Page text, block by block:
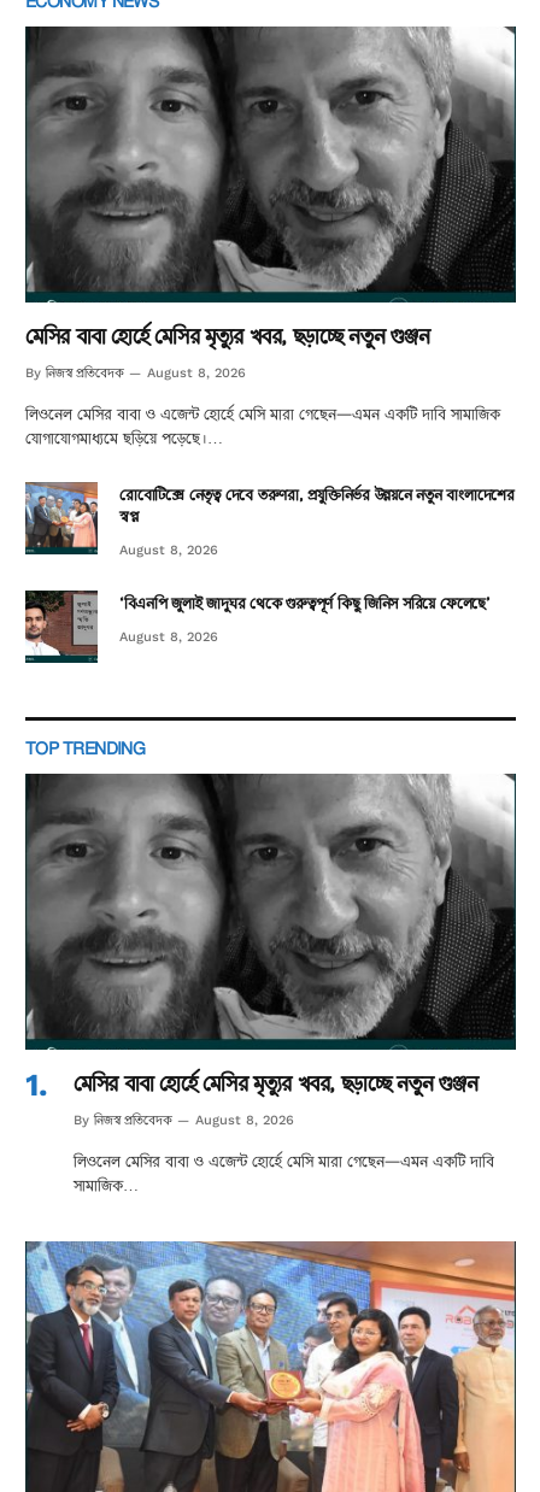
মেসির বাবা হোর্হে মেসির মৃত্যুর খবর, ছড়াচ্ছে নতুন গুঞ্জন
By নিজস্ব প্রতিবেদক August 8, 2026
লিওনেল মেসির বাবা ও এজেন্ট হোর্হে মেসি মারা গেছেন—এমন একটি দাবি সামাজিক
যোগাযোগমাধ্যমে ছড়িয়ে পড়েছে।…
রোবোটিক্সে নেতৃত্ব দেবে তরুণরা, প্রযুক্তিনির্ভর উন্নয়নে নতুন বাংলাদেশের
স্বপ্ন
August 8, 2026
‘বিএনপি জুলাই জাদুঘর থেকে গুরুত্বপূর্ণ কিছু জিনিস সরিয়ে ফেলেছে’
August 8, 2026
TOP TRENDING
মেসির বাবা হোর্হে মেসির মৃত্যুর খবর, ছড়াচ্ছে নতুন গুঞ্জন
By নিজস্ব প্রতিবেদক August 8, 2026
লিওনেল মেসির বাবা ও এজেন্ট হোর্হে মেসি মারা গেছেন—এমন একটি দাবি
সামাজিক…